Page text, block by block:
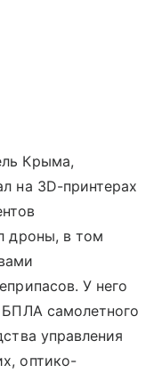
Крыма,
на 3D-принтерах
дроны, в том
У него
самолетного
управления
оптико-